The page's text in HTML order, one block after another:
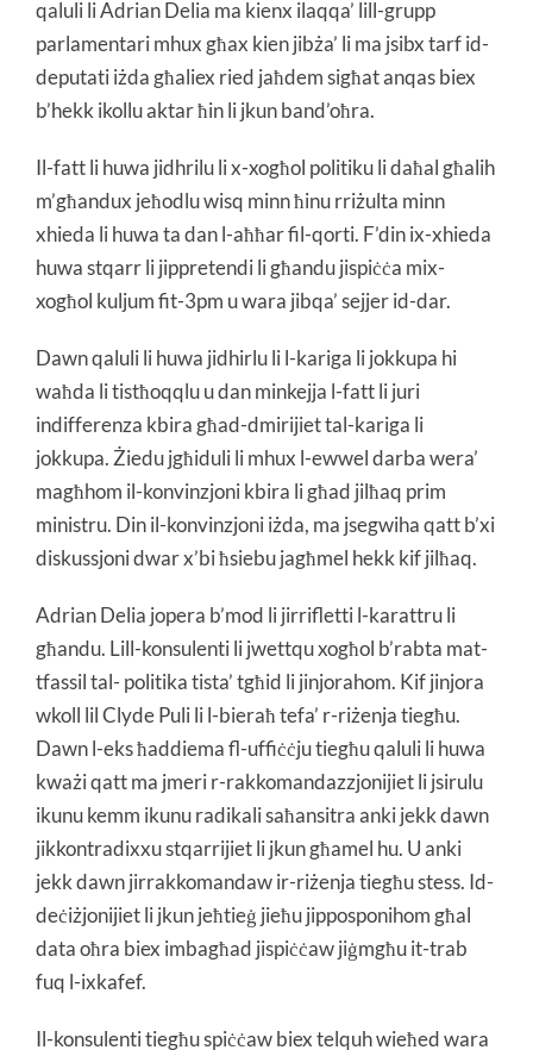
qaluli li Adrian Delia ma kienx ilaqqa’ lill-grupp
parlamentari mhux għax kien jibża’ li ma jsibx tarf id-
deputati iżda għaliex ried jaħdem sigħat anqas biex
b’hekk ikollu aktar ħin li jkun band’oħra.
Il-fatt li huwa jidhrilu li x-xogħol politiku li daħal għalih
m’għandux jeħodlu wisq minn ħinu rriżulta minn
xhieda li huwa ta dan l-aħħar fil-qorti. F’din ix-xhieda
huwa stqarr li jippretendi li għandu jispiċċa mix-
xogħol kuljum fit-3pm u wara jibqa’ sejjer id-dar.
Dawn qaluli li huwa jidhirlu li l-kariga li jokkupa hi
waħda li tistħoqqlu u dan minkejja l-fatt li juri
indifferenza kbira għad-dmirijiet tal-kariga li
jokkupa. Żiedu jgħiduli li mhux l-ewwel darba wera’
magħhom il-konvinzjoni kbira li għad jilħaq prim
ministru. Din il-konvinzjoni iżda, ma jsegwiha qatt b’xi
diskussjoni dwar x’bi ħsiebu jagħmel hekk kif jilħaq.
Adrian Delia jopera b’mod li jirrifletti l-karattru li
għandu. Lill-konsulenti li jwettqu xogħol b’rabta mat-
tfassil tal- politika tista’ tgħid li jinjorahom. Kif jinjora
wkoll lil Clyde Puli li l-bieraħ tefa’ r-riżenja tiegħu.
Dawn l-eks ħaddiema fl-uffiċċju tiegħu qaluli li huwa
kważi qatt ma jmeri r-rakkomandazzjonijiet li jsirulu
ikunu kemm ikunu radikali saħansitra anki jekk dawn
jikkontradixxu stqarrijiet li jkun għamel hu. U anki
jekk dawn jirrakkomandaw ir-riżenja tiegħu stess. Id-
deċiżjonijiet li jkun jeħtieġ jieħu jipposponihom għal
data oħra biex imbagħad jispiċċaw jiġmgħu it-trab
fuq l-ixkafef.
Il-konsulenti tiegħu spiċċaw biex telquh wieħed wara